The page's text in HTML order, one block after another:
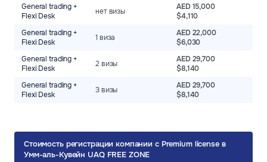
General trading +
Flexi Desk
нет визы
AED 15,000
$4,110
General trading +
Flexi Desk
1 виза
AED 22,000
$6,030
General trading +
Flexi Desk
2 визы
AED 29,700
$8,140
General trading +
Flexi Desk
3 визы
AED 29,700
$8,140
Стоимость регистрации компании c Premium license в
Умм-аль-Кувейн UAQ FREE ZONE